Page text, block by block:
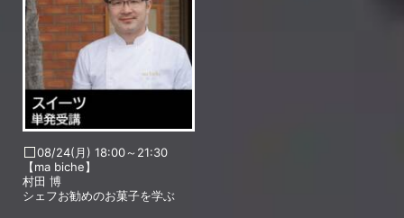
08/24(月) 18:00～21:30
【ma biche】
村田 博
シェフお勧めのお菓子を学ぶ